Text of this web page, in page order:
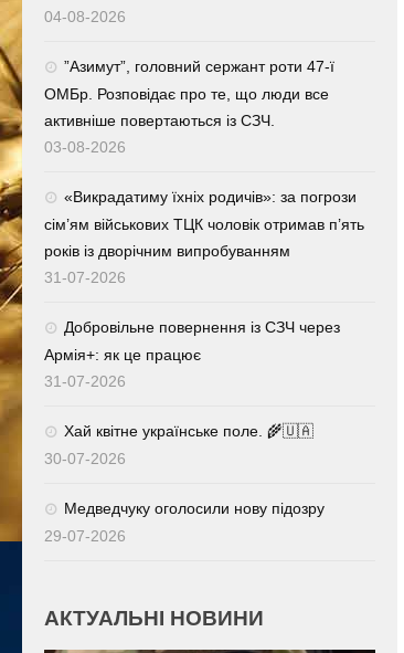
04-08-2026
⁨”Азимут”, головний сержант роти 47-ї
ОМБр. Розповідає про те, що люди все
активніше повертаються із СЗЧ.
03-08-2026
«Викрадатиму їхніх родичів»: за погрози
сім’ям військових ТЦК чоловік отримав п’ять
років із дворічним випробуванням
31-07-2026
Добровільне повернення із СЗЧ через
Армія+: як це працює
31-07-2026
Хай квітне українське поле. 🌾🇺🇦
30-07-2026
Медведчуку оголосили нову підозру
29-07-2026
АКТУАЛЬНІ НОВИНИ